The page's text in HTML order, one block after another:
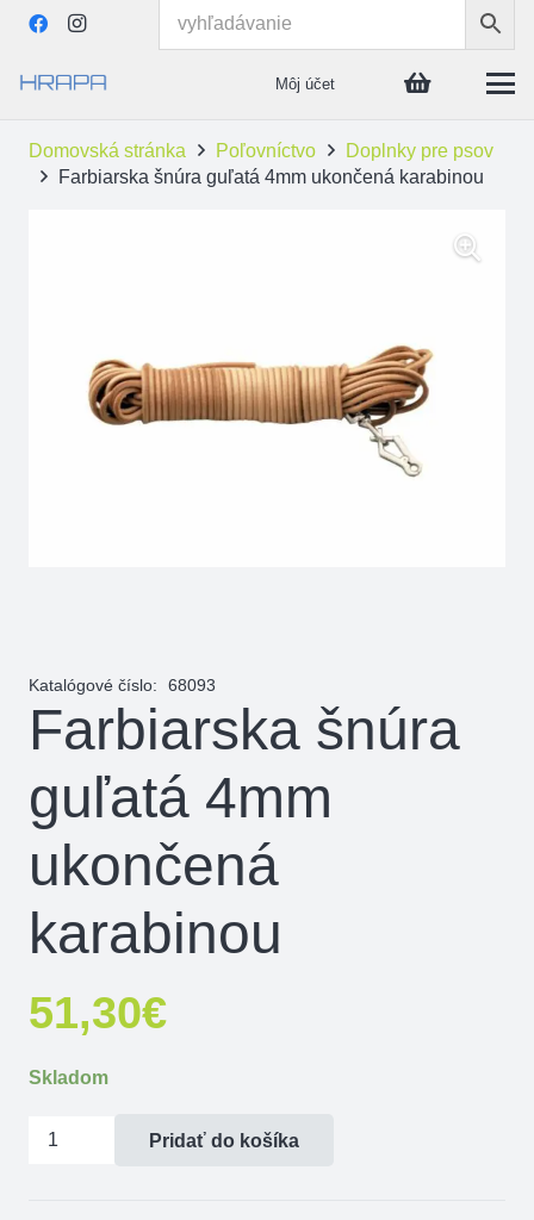
Môj účet
Domovská stránka Poľovníctvo
Doplnky pre psov
Farbiarska šnúra guľatá 4mm ukončená karabinou
Katalógové číslo: 68093
Farbiarska šnúra
guľatá 4mm
ukončená
karabinou
51,30€
Skladom
množstvo
Pridať do košíka